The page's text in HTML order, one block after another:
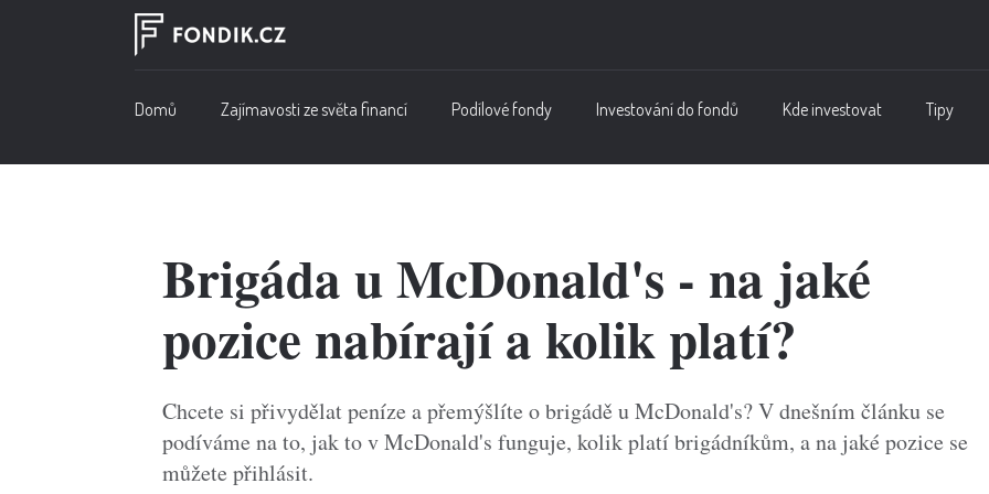
Domů Zajímavosti ze světa financí Podílové fondy Investování do fondů Kde investovat Tipy
Brigáda u McDonald's - na jaké
pozice nabírají a kolik platí?
Chcete si přivydělat peníze a přemýšlíte o brigádě u McDonald's? V dnešním článku se
podíváme na to, jak to v McDonald's funguje, kolik platí brigádníkům, a na jaké pozice se
můžete přihlásit.